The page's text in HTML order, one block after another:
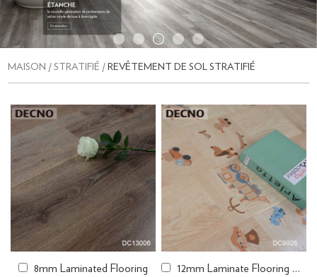
MAISON /STRATIFIÉ / REVÊTEMENT DE SOL STRATIFIÉ
8mm Laminated Flooring 12mm Laminate Flooring Discount Wood Flooring